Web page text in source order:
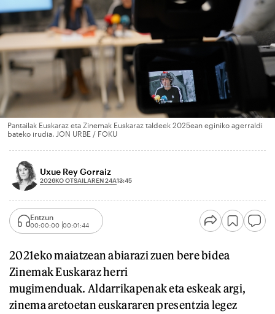
Pantailak Euskaraz eta Zinemak Euskaraz taldeek 2025ean eginiko agerraldi
bateko irudia. JON URBE / FOKU
Uxue Rey Gorraiz
2026KO OTSAILAREN 24A13:45
Entzun
00:00:00 00:01:44
2021eko maiatzean abiarazi zuen bere bidea
Zinemak Euskaraz herri
mugimenduak. Aldarrikapenak eta eskeak argi,
zinema aretoetan euskararen presentzia legez